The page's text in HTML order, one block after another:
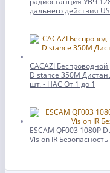
дальнего действия
CACAZI
Distance 350M
шт. - НАС От 1 до 1
ESCAM QF003 1080P
Vision IR